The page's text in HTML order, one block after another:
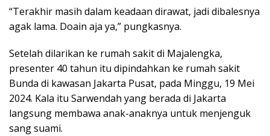
“Terakhir masih dalam keadaan dirawat, jadi dibalesnya
agak lama. Doain aja ya,” pungkasnya.
Setelah dilarikan ke rumah sakit di Majalengka,
presenter 40 tahun itu dipindahkan ke rumah sakit
Bunda di kawasan Jakarta Pusat, pada Minggu, 19 Mei
2024. Kala itu Sarwendah yang berada di Jakarta
langsung membawa anak-anaknya untuk menjenguk
sang suami.